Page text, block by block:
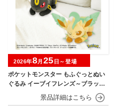
ポケットモンスター もふぐっとぬい
ぐるみ イーブイフレンズ～ブラッキ
ー・リーフィア～おひるねver.
2026年8月 25 日～登場